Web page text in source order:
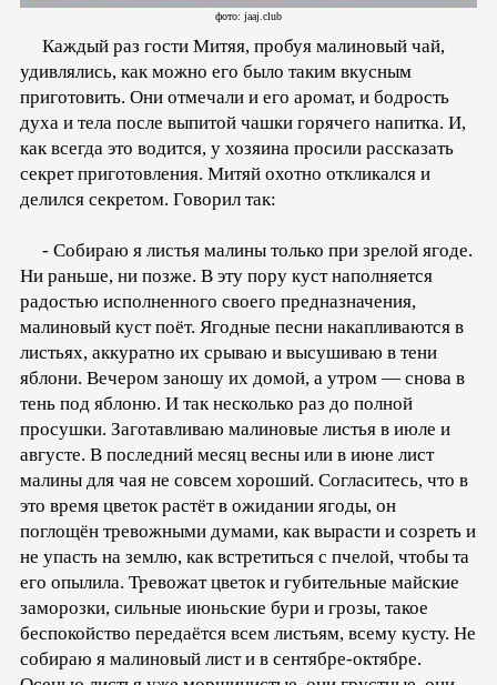
фото: jaaj.club
Каждый раз гости Митяя, пробуя малиновый чай,
удивлялись, как можно его было таким вкусным
приготовить. Они отмечали и его аромат, и бодрость
духа и тела после выпитой чашки горячего напитка. И,
как всегда это водится, у хозяина просили рассказать
секрет приготовления. Митяй охотно откликался и
делился секретом. Говорил так:
- Собираю я листья малины только при зрелой ягоде.
Ни раньше, ни позже. В эту пору куст наполняется
радостью исполненного своего предназначения,
малиновый куст поёт. Ягодные песни накапливаются в
листьях, аккуратно их срываю и высушиваю в тени
яблони. Вечером заношу их домой, а утром — снова в
тень под яблоню. И так несколько раз до полной
просушки. Заготавливаю малиновые листья в июле и
августе. В последний месяц весны или в июне лист
малины для чая не совсем хороший. Согласитесь, что в
это время цветок растёт в ожидании ягоды, он
поглощён тревожными думами, как вырасти и созреть и
не упасть на землю, как встретиться с пчелой, чтобы та
его опылила. Тревожат цветок и губительные майские
заморозки, сильные июньские бури и грозы, такое
беспокойство передаётся всем листьям, всему кусту. Не
собираю я малиновый лист и в сентябре-октябре.